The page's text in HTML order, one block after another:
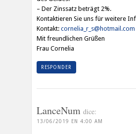
– Der Zinssatz beträgt 2%.
Kontaktieren Sie uns für weitere
Kontakt: cornelia_r_s@hotmail.com
Mit freundlichen Grüßen
Frau Cornelia
RESPONDER
LanceNum dice:
13/06/2019 EN 4:00 AM